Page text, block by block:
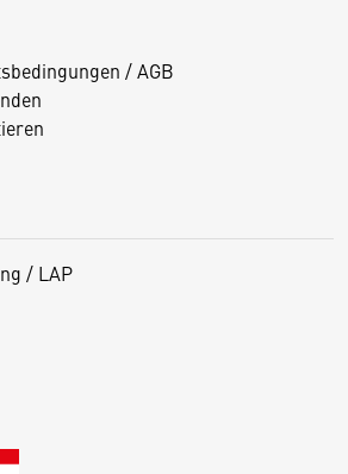
/ AGB
/ LAP